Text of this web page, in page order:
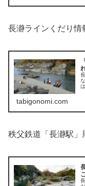
長瀞ラインくだり情
tabigonomi.com
秩父鉄道「長瀞駅」